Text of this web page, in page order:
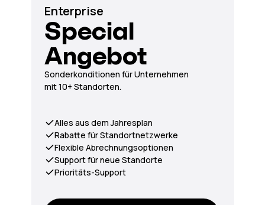
Enterprise
Special
Angebot
Sonderkonditionen für Unternehmen
mit 10+ Standorten.
Alles aus dem Jahresplan
Rabatte für Standortnetzwerke
Flexible Abrechnungsoptionen
Support für neue Standorte
Prioritäts-Support